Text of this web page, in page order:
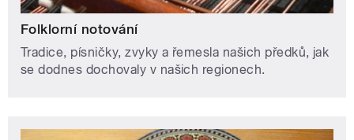
Folklorní notování
Tradice, písničky, zvyky a řemesla našich předků, jak
se dodnes dochovaly v našich regionech.